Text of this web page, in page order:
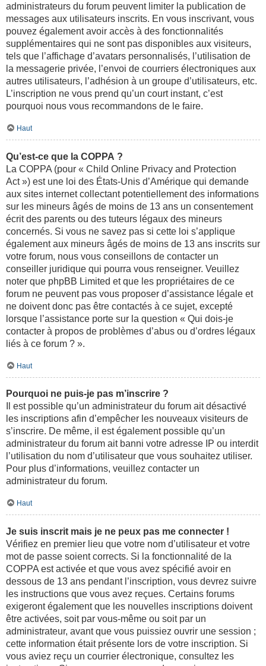
administrateurs du forum peuvent limiter la publication de
messages aux utilisateurs inscrits. En vous inscrivant, vous
pouvez également avoir accès à des fonctionnalités
supplémentaires qui ne sont pas disponibles aux visiteurs,
tels que l’affichage d’avatars personnalisés, l’utilisation de
la messagerie privée, l’envoi de courriers électroniques aux
autres utilisateurs, l’adhésion à un groupe d’utilisateurs, etc.
L’inscription ne vous prend qu’un court instant, c’est
pourquoi nous vous recommandons de le faire.
Haut
Qu’est-ce que la COPPA ?
La COPPA (pour « Child Online Privacy and Protection
Act ») est une loi des États-Unis d’Amérique qui demande
aux sites internet collectant potentiellement des informations
sur les mineurs âgés de moins de 13 ans un consentement
écrit des parents ou des tuteurs légaux des mineurs
concernés. Si vous ne savez pas si cette loi s’applique
également aux mineurs âgés de moins de 13 ans inscrits sur
votre forum, nous vous conseillons de contacter un
conseiller juridique qui pourra vous renseigner. Veuillez
noter que phpBB Limited et que les propriétaires de ce
forum ne peuvent pas vous proposer d’assistance légale et
ne doivent donc pas être contactés à ce sujet, excepté
lorsque l’assistance porte sur la question « Qui dois-je
contacter à propos de problèmes d’abus ou d’ordres légaux
liés à ce forum ? ».
Haut
Pourquoi ne puis-je pas m’inscrire ?
Il est possible qu’un administrateur du forum ait désactivé
les inscriptions afin d’empêcher les nouveaux visiteurs de
s’inscrire. De même, il est également possible qu’un
administrateur du forum ait banni votre adresse IP ou interdit
l’utilisation du nom d’utilisateur que vous souhaitez utiliser.
Pour plus d’informations, veuillez contacter un
administrateur du forum.
Haut
Je suis inscrit mais je ne peux pas me connecter !
Vérifiez en premier lieu que votre nom d’utilisateur et votre
mot de passe soient corrects. Si la fonctionnalité de la
COPPA est activée et que vous avez spécifié avoir en
dessous de 13 ans pendant l’inscription, vous devrez suivre
les instructions que vous avez reçues. Certains forums
exigeront également que les nouvelles inscriptions doivent
être activées, soit par vous-même ou soit par un
administrateur, avant que vous puissiez ouvrir une session ;
cette information était présente lors de votre inscription. Si
vous aviez reçu un courrier électronique, consultez les